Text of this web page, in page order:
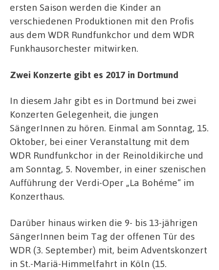
ersten Saison werden die Kinder an
verschiedenen Produktionen mit den Profis
aus dem WDR Rundfunkchor und dem WDR
Funkhausorchester mitwirken.
Zwei Konzerte gibt es 2017 in Dortmund
In diesem Jahr gibt es in Dortmund bei zwei
Konzerten Gelegenheit, die jungen
SängerInnen zu hören. Einmal am Sonntag, 15.
Oktober, bei einer Veranstaltung mit dem
WDR Rundfunkchor in der Reinoldikirche und
am Sonntag, 5. November, in einer szenischen
Aufführung der Verdi-Oper „La Bohéme“ im
Konzerthaus.
Darüber hinaus wirken die 9- bis 13-jährigen
SängerInnen beim Tag der offenen Tür des
WDR (3. September) mit, beim Adventskonzert
in St.-Mariä-Himmelfahrt in Köln (15.